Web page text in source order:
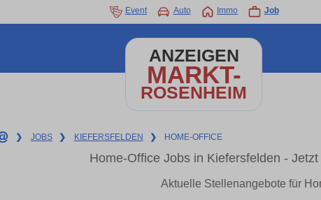
Event Auto Immo Job
ANZEIGEN
MARKT-
ROSENHEIM
❯ JOBS ❯ KIEFERSFELDEN ❯ HOME-OFFICE
Home-Office Jobs in Kiefersfelden -
Aktuelle Stellenangebote für